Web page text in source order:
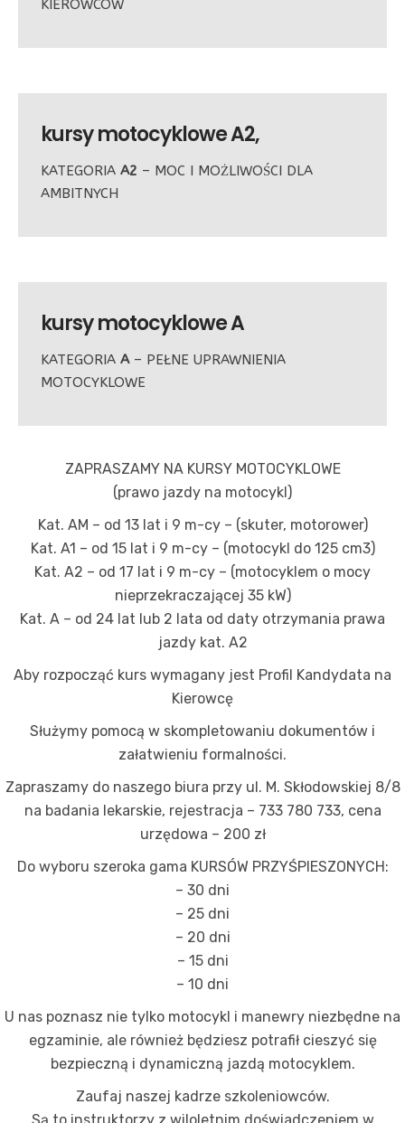
KIEROWCÓW
kursy motocykloweA2,
KATEGORIA A2 – MOC I MOŻLIWOŚCI DLA
AMBITNYCH
kursy motocykloweA
KATEGORIA A– PEŁNE UPRAWNIENIA
MOTOCYKLOWE
ZAPRASZAMY NA KURSY MOTOCYKLOWE
(prawo jazdy na motocykl)
Kat. AM – od 13 lat i 9 m-cy – (skuter, motorower)
Kat. A1 – od 15 lat i 9 m-cy – (motocykl do 125 cm3)
Kat. A2 – od 17 lat i 9 m-cy – (motocyklem o mocy
nieprzekraczającej 35 kW)
Kat. A – od 24 lat lub 2 lata od daty otrzymania prawa
jazdy kat. A2
Aby rozpocząć kurs wymagany jest Profil Kandydata na
Kierowcę
Służymy pomocą w skompletowaniu dokumentów i
załatwieniu formalności.
Zapraszamy do naszego biura przy ul. M. Skłodowskiej 8/8
na badania lekarskie, rejestracja – 733 780 733, cena
urzędowa – 200 zł
Do wyboru szeroka gama KURSÓW PRZYŚPIESZONYCH:
– 30 dni
– 25 dni
– 20 dni
– 15 dni
– 10 dni
U nas poznasz nie tylko motocykl i manewry niezbędne na
egzaminie, ale również będziesz potrafił cieszyć się
bezpieczną i dynamiczną jazdą motocyklem.
Zaufaj naszej kadrze szkoleniowców.
Są to instruktorzy z wiloletnim doświadczeniem w